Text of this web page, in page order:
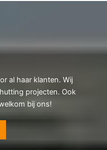
al haar klanten. Wij
projecten. Ook
bij ons!